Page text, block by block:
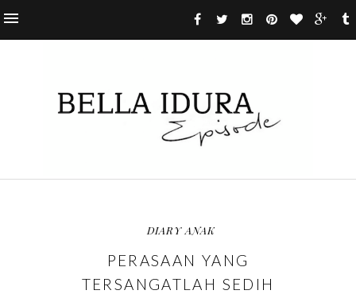
DIARY ANAK
PERASAAN YANG
TERSANGATLAH SEDIH